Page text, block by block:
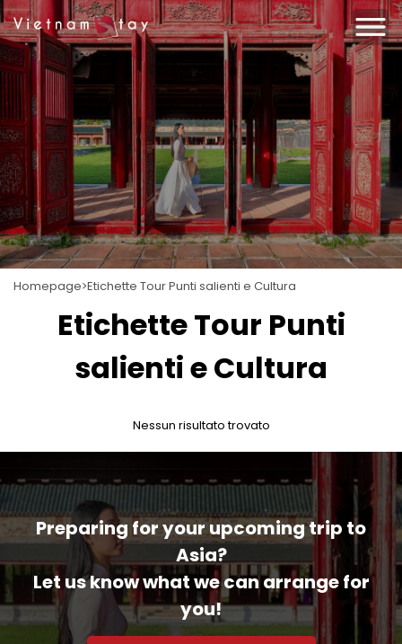
Homepage Etichette Tour Punti salienti e Cultura
Etichette Tour Punti
salienti e Cultura
Nessun risultato trovato
Preparing for your upcoming trip to
Asia?
Let us know what we can arrange for
you!